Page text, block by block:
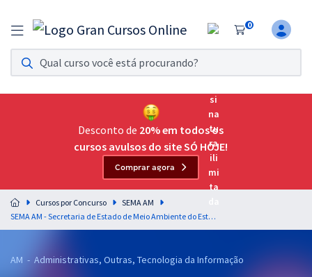
0
Assinatura Ilimitada 11
Acesso a todos os cursos. Teste grátis por 7 dias!
Assinatura OAB Até Passar
Acesso ilimitado a toda preparação para o Exame da
Residências Multiprofissionais
Preparação completa e intensiva para as principais
residências em saúde do Brasil
Desconto de 20% em todos os
cursos avulsos do site SÓ HOJE!
Comprar agora
Cursos por Concurso
SEMA AM
SEMA AM - Secretaria de Estado de Meio Ambiente do Estado do Amazonas - Raciocínio Lógico e Matemático para Todos os Cargos - Professor: Josimar Padilha
AM - Administrativas, Outras, Tecnologia da Informação